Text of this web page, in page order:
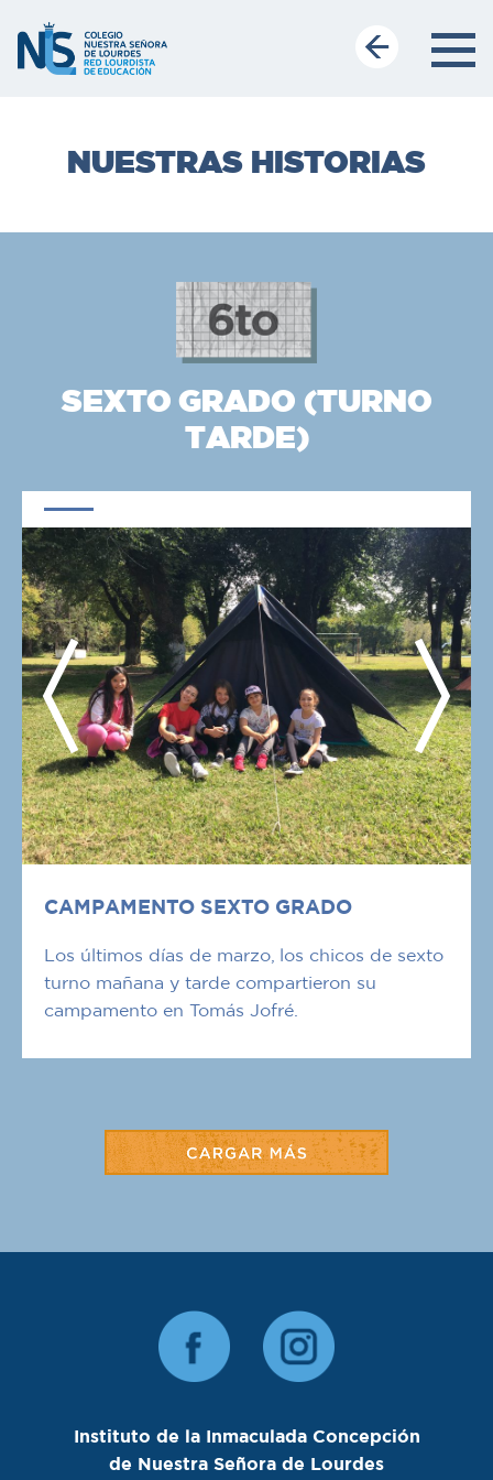
NUESTRAS HISTORIAS
SEXTO GRADO (TURNO
TARDE)
CAMPAMENTO SEXTO GRADO
Los últimos días de marzo, los chicos de sexto
turno mañana y tarde compartieron su
campamento en Tomás Jofré.
Instituto de la Inmaculada Concepción
de Nuestra Señora de Lourdes